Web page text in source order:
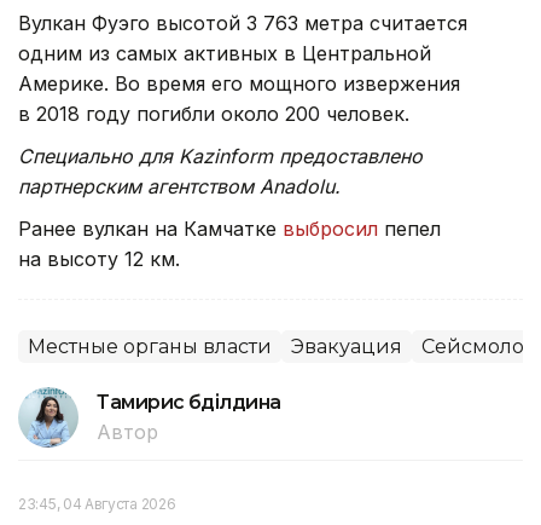
Вулкан Фуэго высотой 3 763 метра считается
одним из самых активных в Центральной
Америке. Во время его мощного извержения
в 2018 году погибли около 200 человек.
Специально для Kazinform предоставлено
партнерским агентством Anadolu.
Ранее вулкан на Камчатке выбросил пепел
на высоту 12 км.
Местные органы власти Эвакуация
Тамирис Әбділдина
Автор
23:45, 04 Августа 2026